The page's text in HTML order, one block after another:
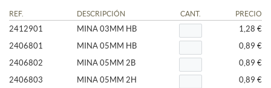
REF. DESCRIPCIÓN CANT. PRECIO
2412901 MINA 03MM HB
1,28 €
2406801
MINA 05MM HB
0,89 €
2406802
MINA 05MM 2B
0,89 €
2406803
MINA 05MM 2H
0,89 €